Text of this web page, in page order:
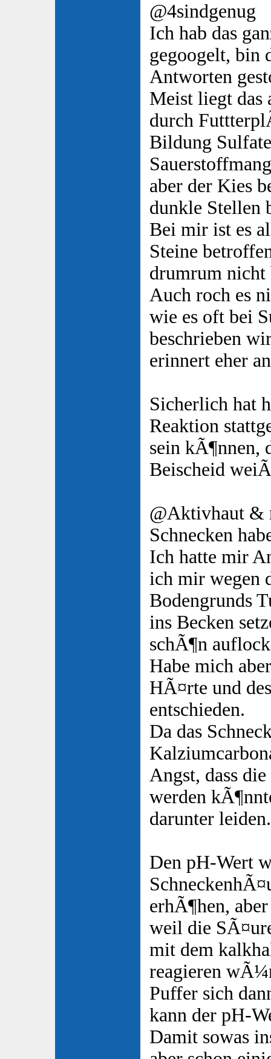
@4sindgenug
Ich hab das
gegoogelt, bin
Antworten
Meist liegt das
durch
Bildung
aber der Kies
dunkle Stellen
Bei mir ist es
Steine
drumrum nicht
Auch roch es
wie es oft bei
beschrieben
erinnert eher
Sicherlich hat
Reaktion
sein kÃ¶nnen,
Beischeid
@Aktivhaut &
Schnecken
Ich hatte mir
ich mir wegen
Bodengrunds
ins Becken
schÃ¶n
Habe mich
HÃ¤rte und
entschieden.
Da das
Angst, dass
werden
darunter leiden.
Den pH-Wert
erhÃ¶hen,
weil die
mit dem
reagieren
Puffer sich
kann der pH-
Damit sowas